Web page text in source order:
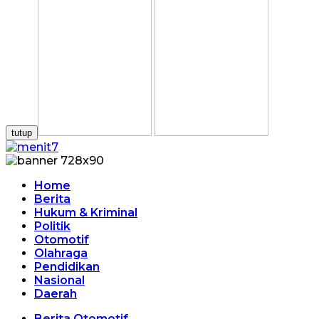
tutup
Home
Berita
Hukum & Kriminal
Politik
Otomotif
Olahraga
Pendidikan
Nasional
Daerah